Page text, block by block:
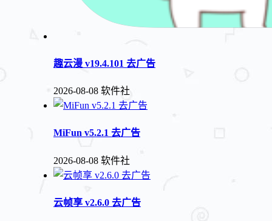
趣云漫 v19.4.101 去广告
2026-08-08 软件社
MiFun v5.2.1 去广告
2026-08-08 软件社
云帧享 v2.6.0 去广告